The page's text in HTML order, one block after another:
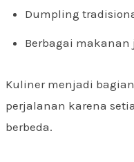
Dumpling
Berbagai
Kuliner menjadi
perjalanan karena
berbeda.